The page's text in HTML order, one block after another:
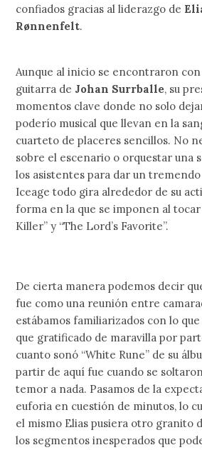
confiados gracias al liderazgo de
Rønnenfelt.
Aunque al inicio se encontraron
guitarra de Johan Surrballe, su
momentos clave donde no solo
poderío musical que llevan en la
cuarteto de placeres sencillos. No
sobre el escenario o orquestar una
los asistentes para dar un
Iceage todo gira alrededor de su
forma en la que se imponen al tocar
Killer” y “The Lord’s Favorite”.
De cierta manera podemos decir
fue como una reunión entre
estábamos familiarizados con lo
que gratificado de maravilla por
cuanto sonó “White Rune” de su
partir de aquí fue cuando se
temor a nada. Pasamos de la
euforia en cuestión de minutos, lo
el mismo Elias pusiera otro granito
los segmentos inesperados que